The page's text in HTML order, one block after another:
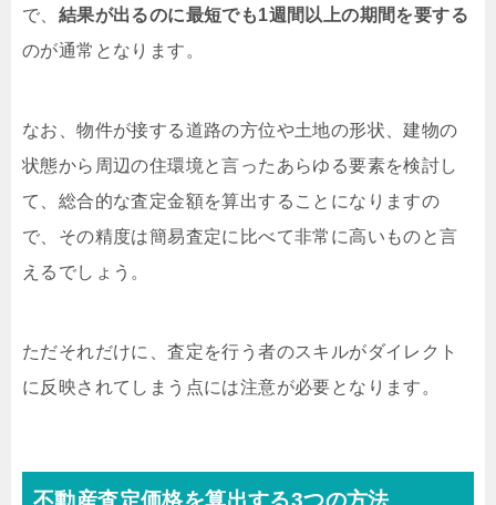
で、 結果が出るのに最短でも1週間以上の期間を要する
のが通常となります。
なお、物件が接する道路の方位や土地の形状、建物の
状態から周辺の住環境と言ったあらゆる要素を検討し
て、総合的な査定金額を算出することになりますの
で、その精度は簡易査定に比べて非常に高いものと言
えるでしょう。
ただそれだけに、査定を行う者のスキルがダイレクト
に反映されてしまう点には注意が必要となります。
不動産査定価格を算出する3つの方法